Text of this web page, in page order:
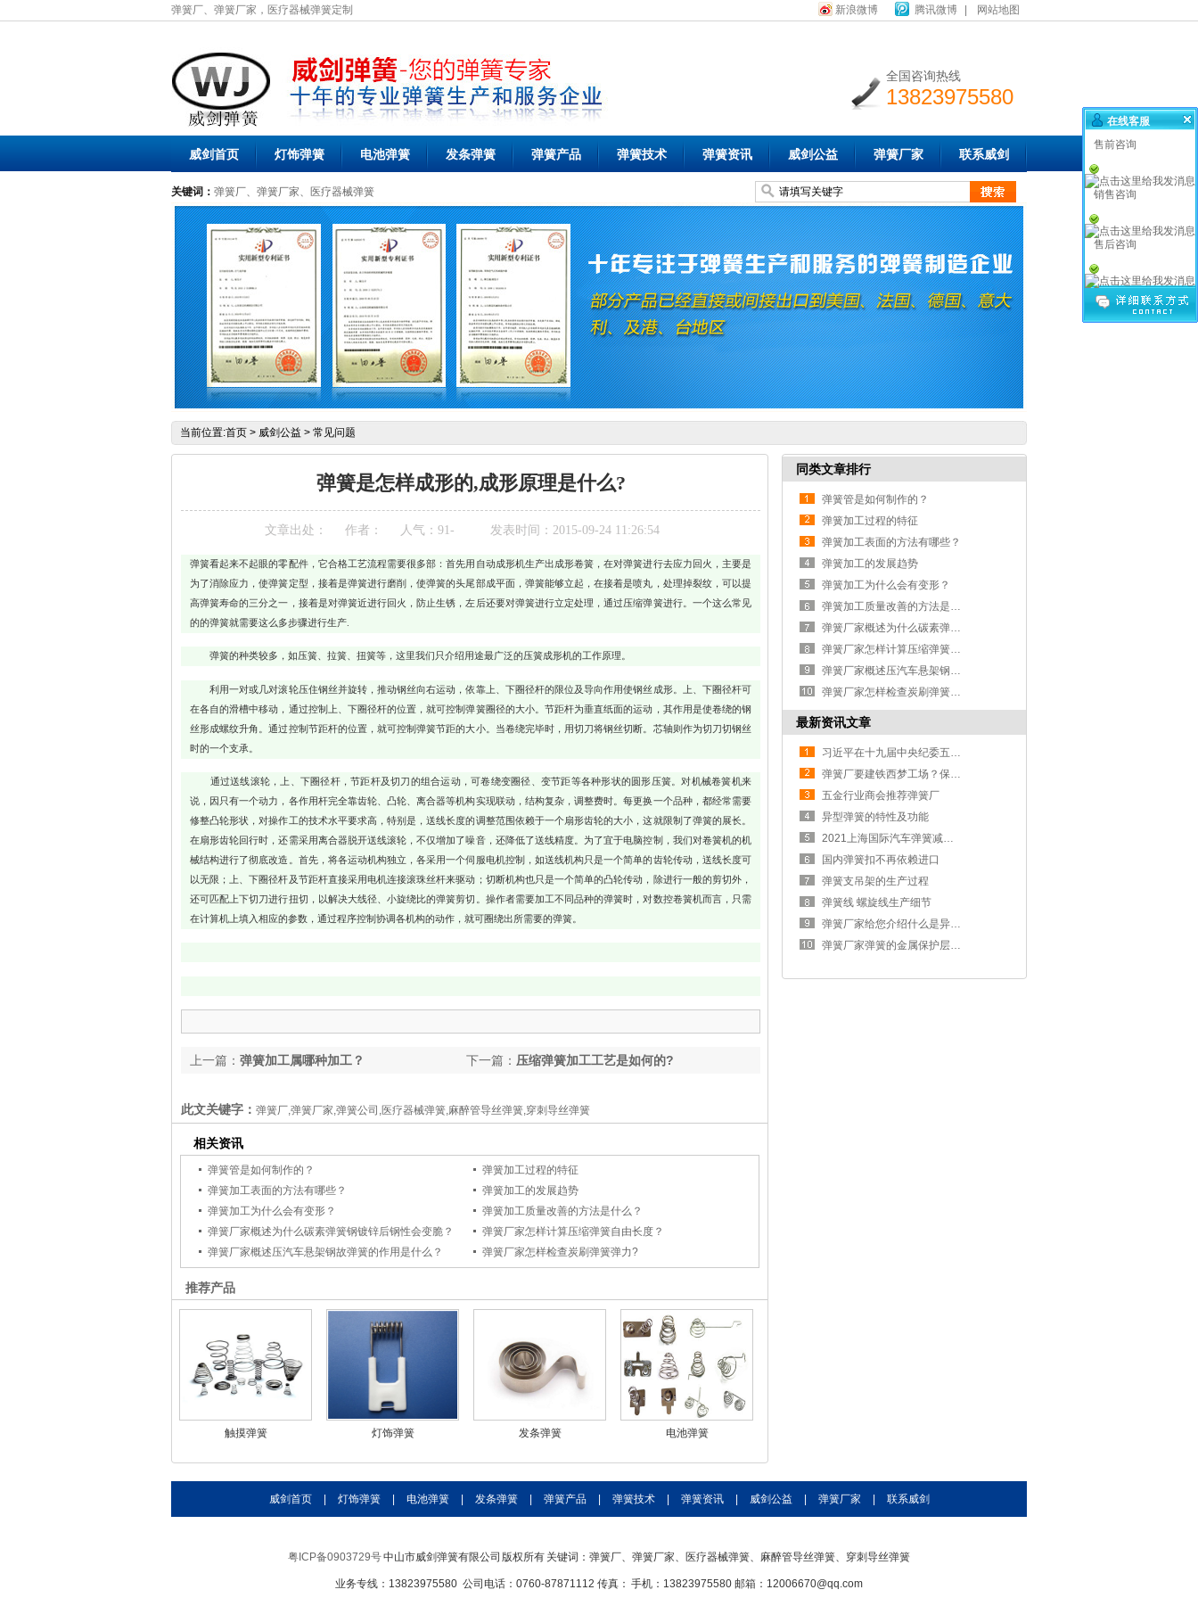
弹簧厂、弹簧厂家，医疗器械弹簧定制 新浪微博 腾讯微博 网站地图
全国咨询热线
13823975580
威剑首页 灯饰弹簧 电池弹簧 发条弹簧 弹簧产品 弹簧技术 弹簧资讯 威剑公益 弹簧厂家 联系威剑
关键词： 弹簧厂、弹簧厂家、医疗器械弹簧
当前位置:首页 > 威剑公益 > 常见问题
弹簧是怎样成形的,成形原理是什么?
文章出处： 作者： 人气： 91- 发表时间：2015-09-24 11:26:54
弹簧看起来不起眼的零配件，它合格工艺流程需要很多部：首先用自动成形机生产出成形卷簧，在对弹簧进行去应力回火，主要是
为了消除应力，使弹簧定型，接着是弹簧进行磨削，使弹簧的头尾部成平面，弹簧能够立起，在接着是喷丸，处理掉裂纹，可以提
高弹簧寿命的三分之一，接着是对弹簧近进行回火，防止生锈，左后还要对弹簧进行立定处理，通过压缩弹簧进行。一个这么常见
的的弹簧就需要这么多步骤进行生产
弹簧的种类较多，如压簧、拉簧、扭簧等，这里我们只介绍用途最广泛的压簧成形机的工作原理。
利用一对或几对滚轮压住钢丝并旋转，推动钢丝向右运动，依靠上、下圈径杆的限位及导向作用使钢丝成形。上、下圈径杆可
在各自的滑槽中移动，通过控制上、下圈径杆的位置，就可控制弹簧圈径的大小。节距杆为垂直纸面的运动，其作用是使卷绕的钢
丝形成螺纹升角。通过控制节距杆的位置，就可控制弹簧节距的大小。当卷绕完毕时，用切刀将钢丝切断。芯轴则作为切刀切钢丝
时的一个支承。
通过送线滚轮，上、下圈径杆，节距杆及切刀的组合运动，可卷绕变圈径、变节距等各种形状的圆形压簧。对机械卷簧机来
说，因只有一个动力，各作用杆完全靠齿轮、凸轮、离合器等机构实现联动，结构复杂，调整费时。每更换一个品种，都经常需要
修整凸轮形状，对操作工的技术水平要求高，特别是，送线长度的调整范围依赖于一个扇形齿轮的大小，这就限制了弹簧的展长。
在扇形齿轮回行时，还需采用离合器脱开送线滚轮，不仅增加了噪音，还降低了送线精度。为了宜于电脑控制，我们对卷簧机的机
械结构进行了彻底改造。首先，将各运动机构独立，各采用一个伺服电机控制，如送线机构只是一个简单的齿轮传动，送线长度可
以无限；上、下圈径杆及节距杆直接采用电机连接滚珠丝杆来驱动；切断机构也只是一个简单的凸轮传动，除进行一般的剪切外，
还可匹配上下切刀进行扭切，以解决大线径、小旋绕比的弹簧剪切。操作者需要加工不同品种的弹簧时，对数控卷簧机而言，只需
在计算机上填入相应的参数，通过程序控制协调各机构的动作，就可圈绕出所需要的弹簧。
下一篇： 压缩弹簧加工工艺是如何的?
上一篇： 弹簧加工属哪种加工？
此文关键字： 弹簧厂,弹簧厂家,弹簧公司,医疗器械弹簧,麻醉管导丝弹簧,穿刺导丝弹簧
相关资讯
弹簧管是如何制作的？
弹簧加工过程的特征
弹簧加工表面的方法有哪些？
弹簧加工的发展趋势
弹簧加工为什么会有变形？
弹簧加工质量改善的方法是什么？
弹簧厂家概述为什么碳素弹簧钢镀锌后钢性会变脆？
弹簧厂家怎样计算压缩弹簧自由长度？
弹簧厂家概述压汽车悬架钢故弹簧的作用是什么？
弹簧厂家怎样检查炭刷弹簧弹力?
推荐产品
触摸弹簧 灯饰弹簧 发条弹簧 电池弹簧
同类文章排行
弹簧管是如何制作的？
弹簧加工过程的特征
弹簧加工表面的方法有哪些？
弹簧加工的发展趋势
弹簧加工为什么会有变形？
弹簧加工质量改善的方法是什么？
弹簧厂家概述为什么碳素弹簧钢镀锌后钢性会变脆？
弹簧厂家怎样计算压缩弹簧自由长度？
弹簧厂家概述压汽车悬架钢故弹簧的作用是什么？
弹簧厂家怎样检查炭刷弹簧弹力?
最新资讯文章
习近平在十九届中央纪委五次全会上发表重要讲话强调
弹簧厂要建铁西梦工场？保工街新商圈早已“呼之欲出”
五金行业商会推荐弹簧厂
异型弹簧的特性及功能
2021上海国际汽车弹簧减震器展览会
国内弹簧扣不再依赖进口
弹簧支吊架的生产过程
弹簧线 螺旋线生产细节
弹簧厂家给您介绍什么是异型弹簧
弹簧厂家弹簧的金属保护层介绍
威剑首页 灯饰弹簧 电池弹簧 发条弹簧 弹簧产品 弹簧技术 弹簧资讯 威剑公益 弹簧厂家 联系威剑
粤ICP备0903729号中山市威剑弹簧有限公司 版权所有 关键词：弹簧厂、弹簧厂家、医疗器械弹簧、麻醉管导丝弹簧、穿刺导丝弹簧
业务专线：13823975580 公司电话：0760-87871112 传真： 手机：13823975580 邮箱：12006670@qq.com
在线客服
售前咨询
销售咨询
售后咨询